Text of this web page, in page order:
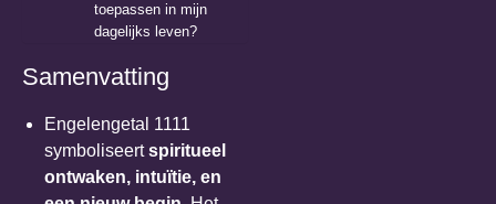
toepassen in mijn
dagelijks leven?
Samenvatting
Engelengetal 1111
symboliseertspiritueel
ontwaken, intuïtie, en